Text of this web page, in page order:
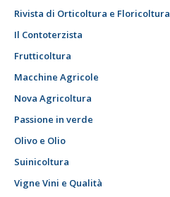
Rivista di Orticoltura e Floricoltura
Il Contoterzista
Frutticoltura
Macchine Agricole
Nova Agricoltura
Passione in verde
Olivo e Olio
Suinicoltura
Vigne Vini e Qualità